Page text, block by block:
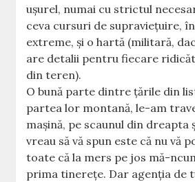
ușurel, numai cu strictul
ceva cursuri de supraviețuire,
extreme, și o hartă (militară,
are detalii pentru fiecare
din teren).
O bună parte dintre țările din
partea lor montană, le-am
mașină, pe scaunul din dreapta
vreau să vă spun este că nu vă
toate că la mers pe jos mă-
prima tinerețe. Dar agenția de